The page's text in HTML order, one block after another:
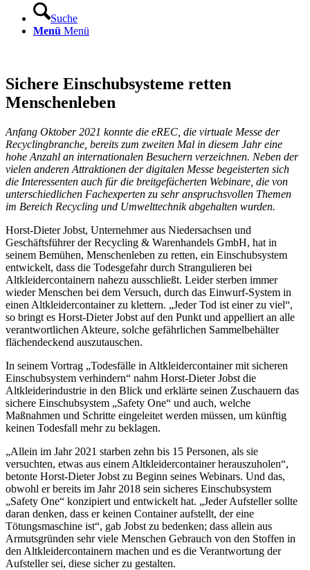
Suche
Menü Menü
Sichere Einschubsysteme retten
Menschenleben
Anfang Oktober 2021 konnte die eREC, die virtuale Messe der
Recyclingbranche, bereits zum zweiten Mal in diesem Jahr eine
hohe Anzahl an internationalen Besuchern verzeichnen. Neben der
vielen anderen Attraktionen der digitalen Messe begeisterten sich
die Interessenten auch für die breitgefächerten Webinare, die von
unterschiedlichen Fachexperten zu sehr anspruchsvollen Themen
im Bereich Recycling und Umwelttechnik abgehalten wurden.
Horst-Dieter Jobst, Unternehmer aus Niedersachsen und
Geschäftsführer der Recycling & Warenhandels GmbH, hat in
seinem Bemühen, Menschenleben zu retten, ein Einschubsystem
entwickelt, dass die Todesgefahr durch Strangulieren bei
Altkleidercontainern nahezu ausschließt. Leider sterben immer
wieder Menschen bei dem Versuch, durch das Einwurf-System in
einen Altkleidercontainer zu klettern. „Jeder Tod ist einer zu viel“,
so bringt es Horst-Dieter Jobst auf den Punkt und appelliert an alle
verantwortlichen Akteure, solche gefährlichen Sammelbehälter
flächendeckend auszutauschen.
In seinem Vortrag „Todesfälle in Altkleidercontainer mit sicheren
Einschubsystem verhindern“ nahm Horst-Dieter Jobst die
Altkleiderindustrie in den Blick und erklärte seinen Zuschauern das
sichere Einschubsystem „Safety One“ und auch, welche
Maßnahmen und Schritte eingeleitet werden müssen, um künftig
keinen Todesfall mehr zu beklagen.
„Allein im Jahr 2021 starben zehn bis 15 Personen, als sie
versuchten, etwas aus einem Altkleidercontainer herauszuholen“,
betonte Horst-Dieter Jobst zu Beginn seines Webinars. Und das,
obwohl er bereits im Jahr 2018 sein sicheres Einschubsystem
„Safety One“ konzipiert und entwickelt hat. „Jeder Aufsteller sollte
daran denken, dass er keinen Container aufstellt, der eine
Tötungsmaschine ist“, gab Jobst zu bedenken; dass allein aus
Armutsgründen sehr viele Menschen Gebrauch von den Stoffen in
den Altkleidercontainern machen und es die Verantwortung der
Aufsteller sei, diese sicher zu gestalten.